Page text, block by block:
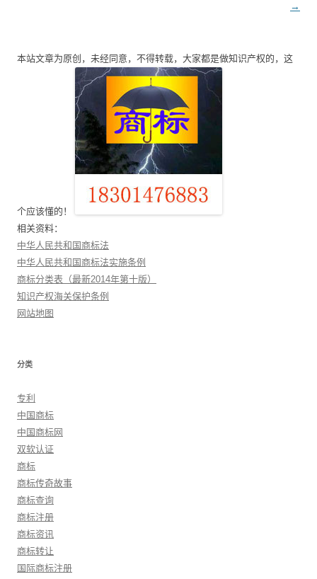
→
本站文章为原创，未经同意，不得转载，大家都是做知识产权的，这
个应该懂的！
相关资料：
中华人民共和国商标法
中华人民共和国商标法实施条例
商标分类表（最新2014年第十版）
知识产权海关保护条例
网站地图
分类
专利
中国商标
中国商标网
双软认证
商标
商标传奇故事
商标查询
商标注册
商标资讯
商标转让
国际商标注册